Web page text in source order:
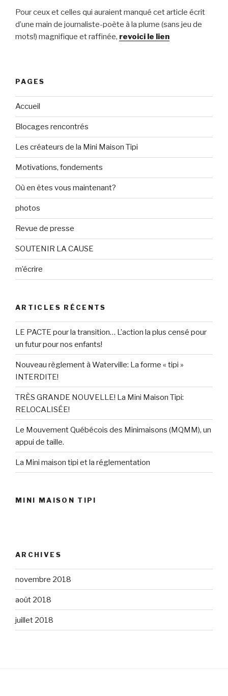
Pour ceux et celles qui auraient manqué cet article écrit
d’une main de journaliste-poète à la plume (sans jeu de
mots!) magnifique et raffinée, revoici le lien
PAGES
Accueil
Blocages rencontrés
Les créateurs de la Mini Maison Tipi
Motivations, fondements
Où en êtes vous maintenant?
photos
Revue de presse
SOUTENIR LA CAUSE
m’écrire
ARTICLES RÉCENTS
LE PACTE pour la transition… L’action la plus censé pour
un futur pour nos enfants!
Nouveau règlement à Waterville: La forme « tipi »
INTERDITE!
TRÈS GRANDE NOUVELLE! La Mini Maison Tipi:
RELOCALISÉE!
Le Mouvement Québécois des Minimaisons (MQMM), un
appui de taille.
La Mini maison tipi et la réglementation
MINI MAISON TIPI
ARCHIVES
novembre 2018
août 2018
juillet 2018